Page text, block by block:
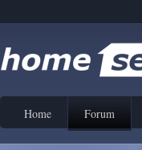
Home Forum